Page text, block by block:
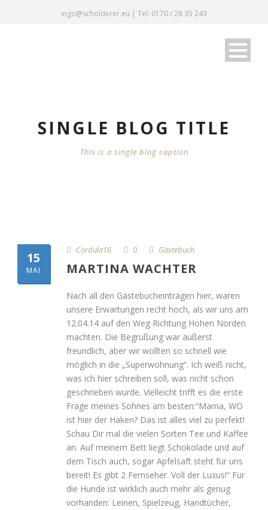
ingo@scholderer.eu | Tel: 0170 / 28 35 243
SINGLE BLOG TITLE
This is a single blog caption
15
MAI
Cordula16 0 Gästebuch
MARTINA WACHTER
Nach all den Gästebucheinträgen hier, waren
unsere Erwartungen recht hoch, als wir uns am
12.04.14 auf den Weg Richtung Hohen Norden
machten. Die Begrüßung war äußerst
freundlich, aber wir wollten so schnell wie
möglich in die „Superwohnung“. Ich weiß nicht,
was ich hier schreiben soll, was nicht schon
geschrieben wurde. Vielleicht trifft es die erste
Frage meines Sohnes am besten:“Mama, WO
ist hier der Haken? Das ist alles viel zu perfekt!
Schau Dir mal die vielen Sorten Tee und Kaffee
an. Auf meinem Bett liegt Schokolade und auf
dem Tisch auch, sogar Apfelsaft steht für uns
bereit! Es gibt 2 Fernseher. Voll der Luxus!“ Für
die Hunde ist wirklich auch mehr als genug
vorhanden: Leinen, Spielzeug, Handtücher,